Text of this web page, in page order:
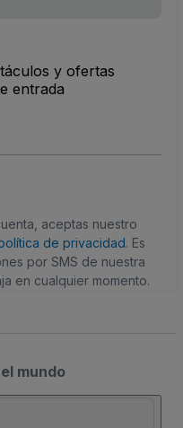
y ofertas
entrada
aceptas nuestro
de privacidad. Es
por SMS de nuestra
en cualquier momento.
mundo